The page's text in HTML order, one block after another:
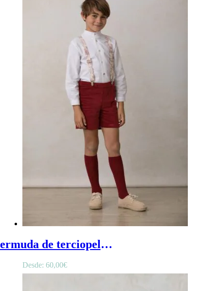
Bermuda de terciopelo - Bermuda ceremonia niño en terciopelo de color burdeos
Desde:60,00€